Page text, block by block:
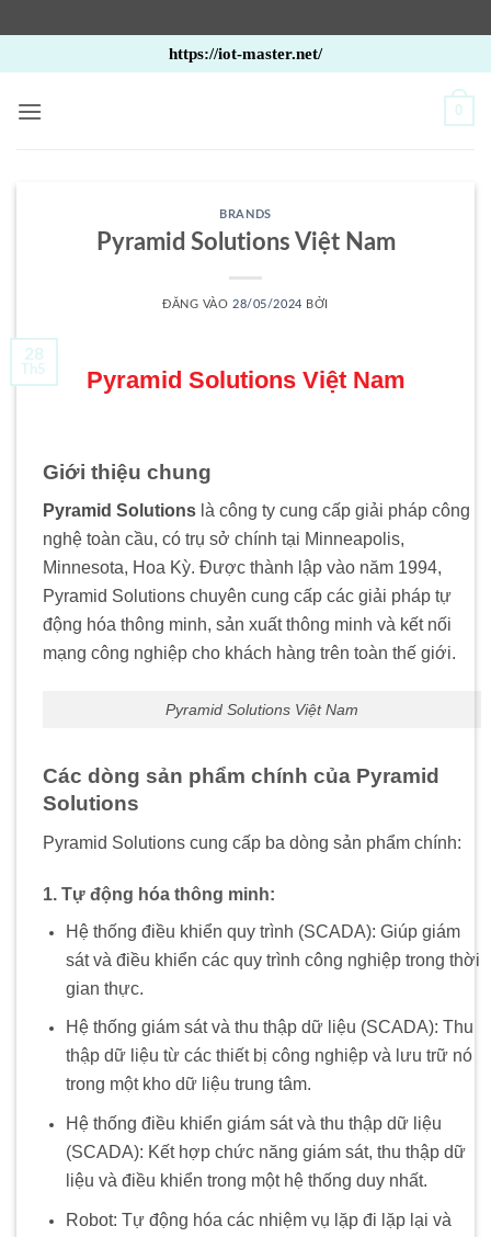
qua
nội
https://iot-master.net/
0
BRANDS
Pyramid Solutions Việt Nam
ĐĂNG VÀO 28/05/2024 BỞI
28
Th5 Pyramid Solutions Việt Nam
Giới thiệu chung
Pyramid Solutions là công ty cung cấp giải pháp công
nghệ toàn cầu, có trụ sở chính tại Minneapolis,
Minnesota, Hoa Kỳ. Được thành lập vào năm 1994,
Pyramid Solutions chuyên cung cấp các giải pháp tự
động hóa thông minh, sản xuất thông minh và kết nối
mạng công nghiệp cho khách hàng trên toàn thế giới.
Pyramid Solutions Việt Nam
Các dòng sản phẩm chính của Pyramid
Solutions
Pyramid Solutions cung cấp ba dòng sản phẩm chính:
1. Tự động hóa thông minh:
Hệ thống điều khiển quy trình (SCADA): Giúp giám
sát và điều khiển các quy trình công nghiệp trong thời
gian thực.
Hệ thống giám sát và thu thập dữ liệu (SCADA): Thu
thập dữ liệu từ các thiết bị công nghiệp và lưu trữ nó
trong một kho dữ liệu trung tâm.
Hệ thống điều khiển giám sát và thu thập dữ liệu
(SCADA): Kết hợp chức năng giám sát, thu thập dữ
liệu và điều khiển trong một hệ thống duy nhất.
Robot: Tự động hóa các nhiệm vụ lặp đi lặp lại và